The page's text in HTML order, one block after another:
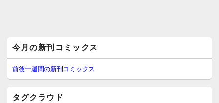
イ
ン
サ
イ
今月の新刊コミックス
前後一週間の新刊コミックス
タグクラウド